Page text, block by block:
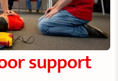
support